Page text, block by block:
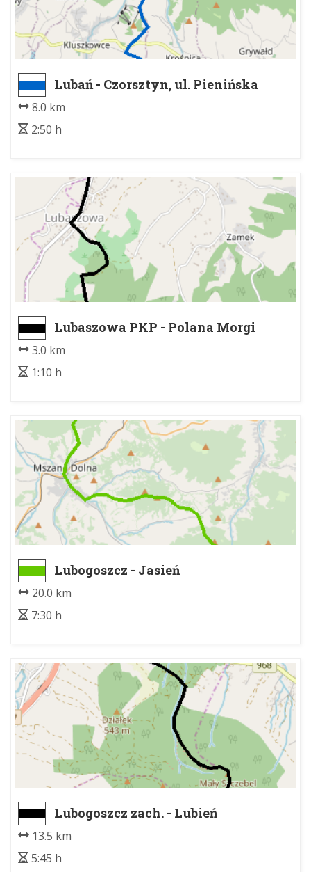
Lubań - Czorsztyn, ul. Pienińska
8.0 km
2:50 h
Lubaszowa PKP - Polana Morgi
3.0 km
1:10 h
Lubogoszcz - Jasień
20.0 km
7:30 h
Lubogoszcz zach. - Lubień
13.5 km
5:45 h